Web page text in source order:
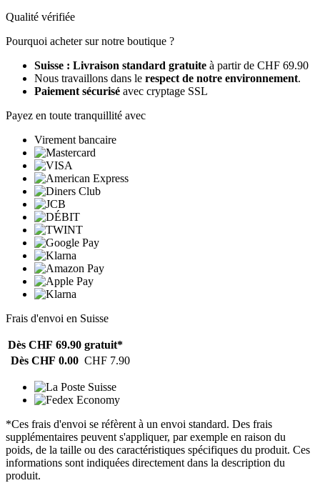
Qualité vérifiée
Pourquoi acheter sur notre boutique ?
Suisse : Livraison standard gratuite à partir de CHF 69.90
Nous travaillons dans le respect de notre environnement.
Paiement sécurisé avec cryptage SSL
Payez en toute tranquillité avec
Virement bancaire
Frais d'envoi en Suisse
Dès CHF 69.90 gratuit*
Dès CHF 0.00 CHF 7.90
*Ces frais d'envoi se réfèrent à un envoi standard. Des frais
supplémentaires peuvent s'appliquer, par exemple en raison du
poids, de la taille ou des caractéristiques spécifiques du produit. Ces
informations sont indiquées directement dans la description du
produit.